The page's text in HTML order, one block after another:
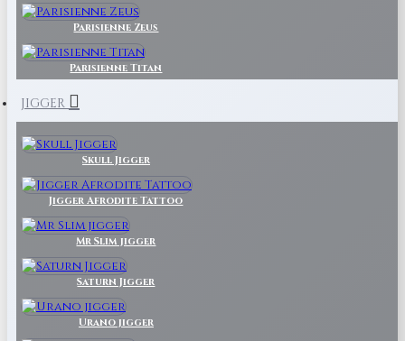
Parisienne Zeus
Parisienne Titan
JIGGER
Skull Jigger
Jigger Afrodite Tattoo
Mr Slim jigger
Saturn Jigger
Urano jigger